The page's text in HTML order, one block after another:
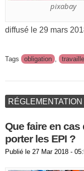
pixabay
diffusé le 29 mars
Tags obligation
RÉGLEMENTATION
Que faire en cas
porter les EPI ?
Publié le 27 Mar 2018 -